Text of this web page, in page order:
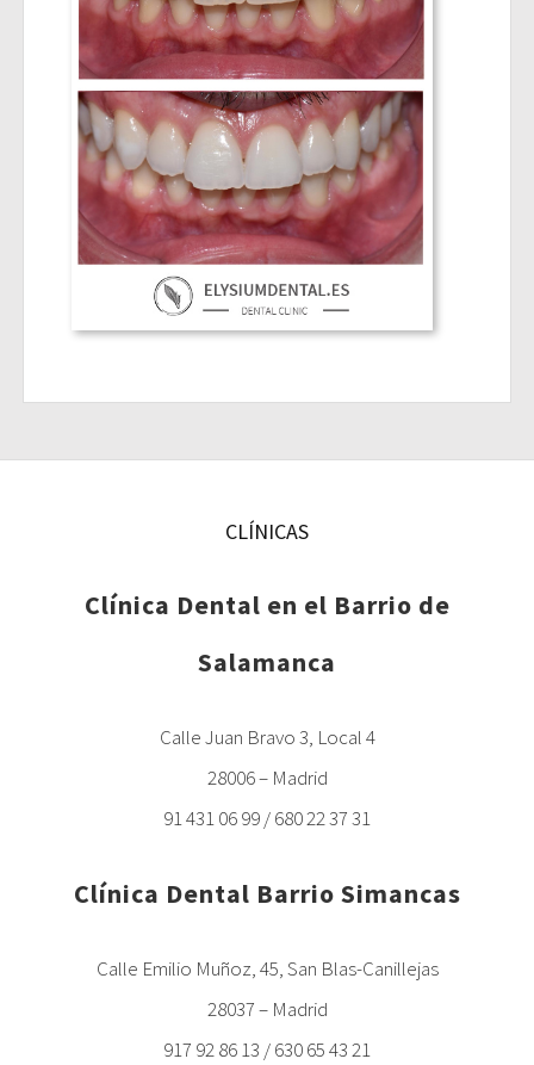
CLÍNICAS
Clínica Dental en el Barrio de
Salamanca
Calle Juan Bravo 3, Local 4
28006 – Madrid
91 431 06 99 / 680 22 37 31
Clínica Dental Barrio Simancas
Calle Emilio Muñoz, 45, San Blas-Canillejas
28037 – Madrid
917 92 86 13 / 630 65 43 21